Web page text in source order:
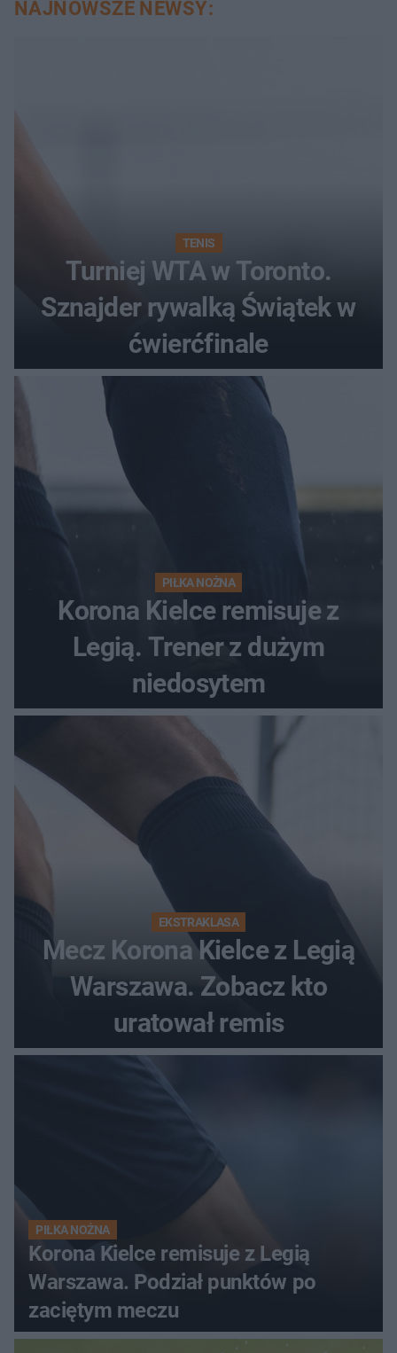
NAJNOWSZE NEWSY:
TENIS
Turniej WTA w Toronto.
Sznajder rywalką Świątek w
ćwierćfinale
PIŁKA NOŻNA
Korona Kielce remisuje z
Legią. Trener z dużym
niedosytem
EKSTRAKLASA
Mecz Korona Kielce z Legią
Warszawa. Zobacz kto
uratował remis
PIŁKA NOŻNA
Korona Kielce remisuje z Legią
Warszawa. Podział punktów po
zaciętym meczu